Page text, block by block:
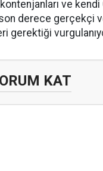
ve kendi
derece gerçekçi
gerektiği
KAT